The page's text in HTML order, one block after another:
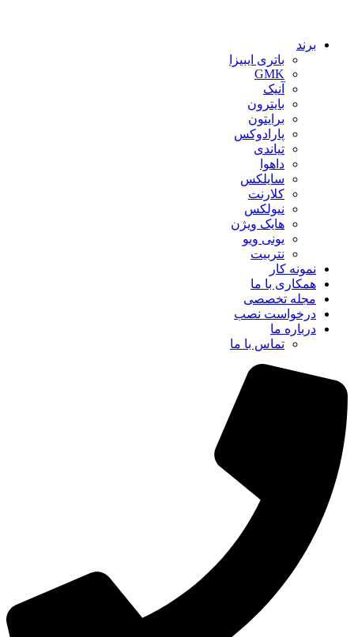
برند
باتری ایبیزا
GMK
آنیک
بایترون
برایتون
پارادوکس
تیاندی
داهوا
سایلکس
کلارنت
نیولکس
هایک ویژن
یونی ویو
نتربیت
نمونه کار
همکاری با ما
مجله تخصصی
درخواست نصب
درباره ما
تماس با ما